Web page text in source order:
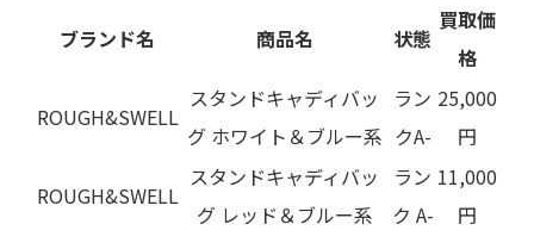
ブランド名 商品名 状態
買取価
格
ROUGH&SWELL
スタンドキャディバッ
グ ホワイト＆ブルー系
ラン
クA-
25,000
円
ROUGH&SWELL
スタンドキャディバッ
グ レッド＆ブルー系
ラン
ク A-
11,000
円